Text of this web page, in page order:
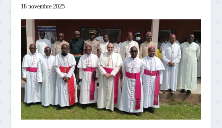
18 novembre 2025